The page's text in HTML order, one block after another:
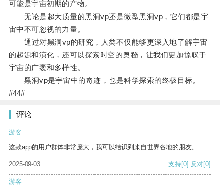
可能是宇宙初期的产物。
无论是超大质量的黑洞vp还是微型黑洞vp，它们都是宇
宙中不可忽视的力量。
通过对黑洞vp的研究，人类不仅能够更深入地了解宇宙
的起源和演化，还可以探索时空的奥秘，让我们更加惊叹于
宇宙的广袤和多样性。
黑洞vp是宇宙中的奇迹，也是科学探索的终极目标。
#44#
评论
游客
这款app的用户群体非常庞大，我可以结识到来自世界各地的朋友。
2025-09-03 支持[0] 反对[0]
游客